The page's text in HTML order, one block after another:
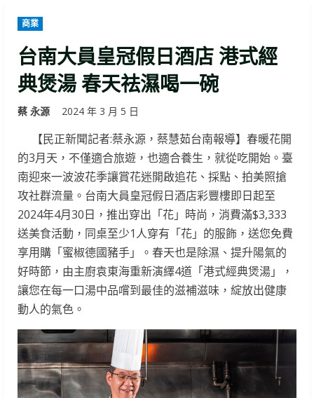
商業
台南大員皇冠假日酒店 港式經
典煲湯 春天祛濕喝一碗
蔡 永源 2024 年 3 月 5 日
【民正新聞記者:蔡永源，蔡慧茹台南報導】春暖花開
的3月天，不僅適合旅遊，也適合養生，就從吃開始。臺
南迎來一波波花季讓賞花迷開啟追花、採點、拍美照搶
攻社群流量。台南大員皇冠假日酒店彩豐樓即日起至
2024年4月30日，推出穿出「花」時尚，消費滿$3,333
送美食活動，同桌至少1人穿有「花」的服飾，送您免費
享用購「蜜椒德國豬手」。春天也是除濕、提升陽氣的
好時節，由主廚袁東海重新演繹4道「港式經典煲湯」，
讓您在每一口湯中品嚐到最佳的滋補滋味，綻放出健康
動人的氣色。